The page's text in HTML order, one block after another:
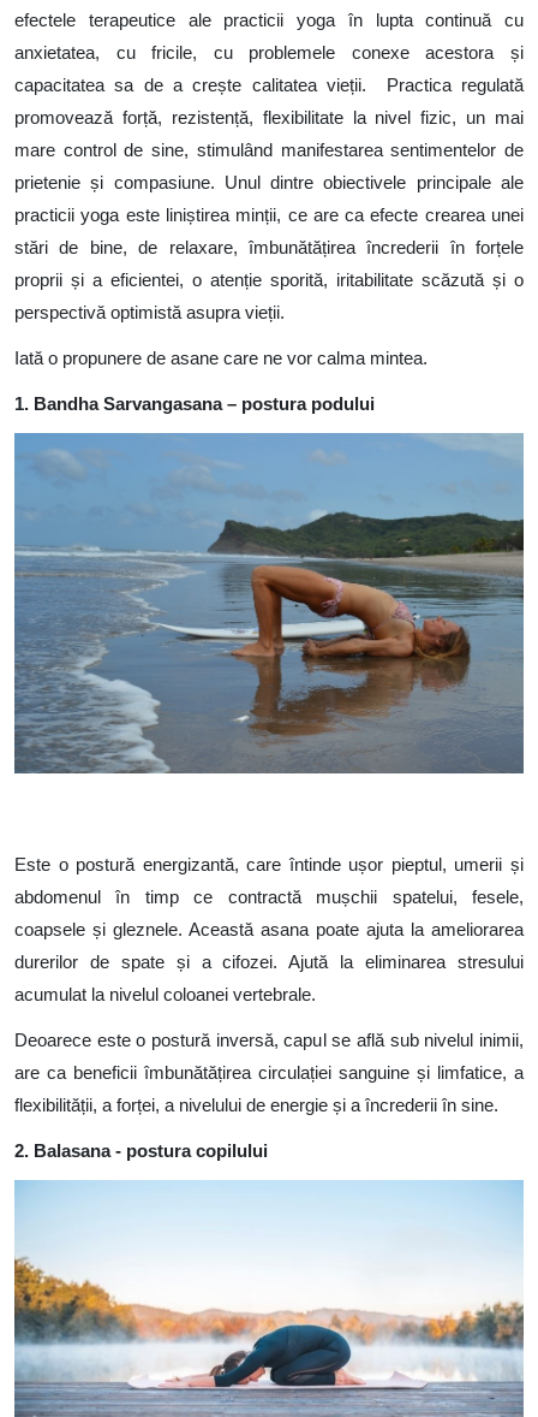
efectele terapeutice ale practicii yoga în lupta continuă cu
anxietatea, cu fricile, cu problemele conexe acestora și
capacitatea sa de a crește calitatea vieții.
Practica regulată
promovează forță, rezistență, flexibilitate la nivel fizic, un mai
mare control de sine, stimulând manifestarea sentimentelor de
prietenie și compasiune. Unul dintre obiectivele principale ale
practicii yoga este liniștirea minții, ce are ca efecte crearea unei
stări de bine, de relaxare, îmbunătățirea încrederii în forțele
proprii și a eficientei, o atenție sporită, iritabilitate scăzută și o
perspectivă optimistă asupra vieții.
Iată o propunere de asane care ne vor calma mintea.
1. Bandha Sarvangasana – postura podului
Image
Este o postură energizantă, care întinde ușor pieptul, umerii și
abdomenul în timp ce contractă mușchii spatelui, fesele,
coapsele și gleznele. Această asana poate ajuta la ameliorarea
durerilor de spate și a cifozei. Ajută la eliminarea stresului
acumulat la nivelul coloanei vertebrale.
Deoarece este o postură inversă, capul se află sub nivelul inimii,
are ca beneficii îmbunătățirea circulației sanguine și limfatice, a
flexibilității, a forței, a nivelului de energie și a încrederii în sine.
2. Balasana - postura copilului